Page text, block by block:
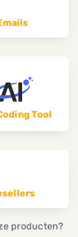
Tool
producten?